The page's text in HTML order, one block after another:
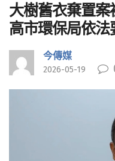
大樹舊衣棄置
高市環保局依
今傳媒
2026-05-19